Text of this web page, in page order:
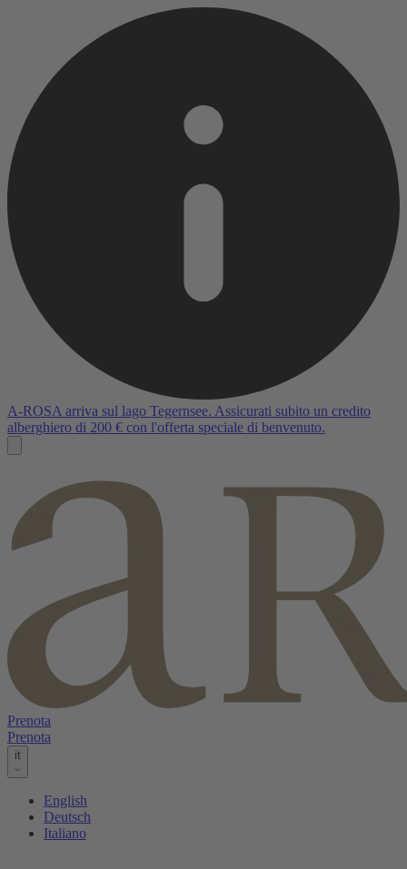
A-ROSA arriva sul lago Tegernsee. Assicurati subito un credito
alberghiero di 200 € con l'offerta speciale di benvenuto.
Prenota
Prenota
it
English
Deutsch
Italiano